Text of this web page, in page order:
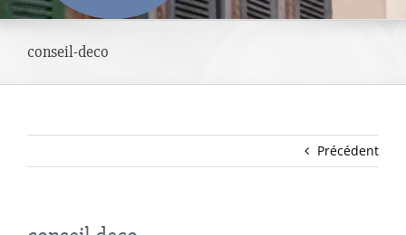
conseil-deco
Précédent